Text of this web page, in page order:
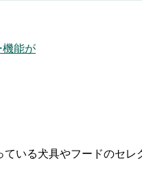
機能が
いる犬具やフードのセレ